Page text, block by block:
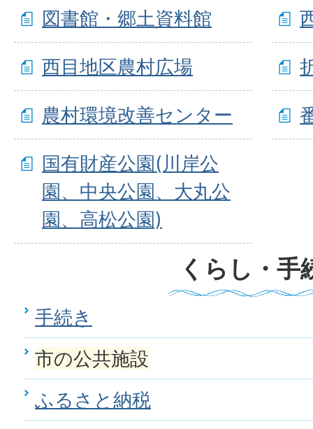
図書館・郷土資料館
西目地区農村広場
農村環境改善センター
国有財産公園(川岸公
園、中央公園、大丸公
園、高松公園)
くらし・手
手続き
市の公共施設
ふるさと納税